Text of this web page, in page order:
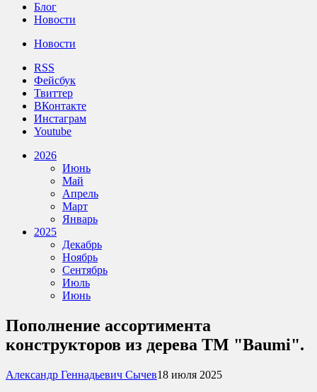
Блог
Новости
Новости
RSS
Фейсбук
Твиттер
ВКонтакте
Инстаграм
Youtube
2026
Июнь
Май
Апрель
Март
Январь
2025
Декабрь
Ноябрь
Сентябрь
Июль
Июнь
​Пополнение ассортимента
конструкторов из дерева ТМ "Baumi".
Александр Геннадьевич Сычев18 июля 2025